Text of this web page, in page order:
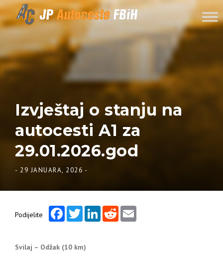
Skip to content
Izvještaj o stanju na
autocesti A1 za
29.01.2026.god
- 29 JANUARA, 2026 -
Podijelite
FacebookTwitterLinkedInReddit
Svilaj – Odžak (10 km)